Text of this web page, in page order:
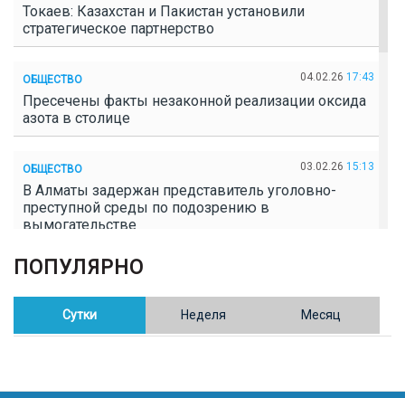
Токаев: Казахстан и Пакистан установили
стратегическое партнерство
ОБЩЕСТВО 04.02.26 17:43
Пресечены факты незаконной реализации оксида
азота в столице
ОБЩЕСТВО 03.02.26 15:13
В Алматы задержан представитель уголовно-
преступной среды по подозрению в
вымогательстве
ОБЩЕСТВО
Полицейские пресекли незаконное выращивание
конопли в Таразе
Казахстан возглавил Договор о зоне, свободной от
ПОПУЛЯРНО
Сутки Неделя Месяц